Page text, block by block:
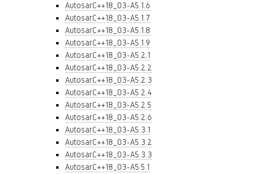
AutosarC++18_03-A5.1.6
AutosarC++18_03-A5.1.7
AutosarC++18_03-A5.1.8
AutosarC++18_03-A5.1.9
AutosarC++18_03-A5.2.1
AutosarC++18_03-A5.2.2
AutosarC++18_03-A5.2.3
AutosarC++18_03-A5.2.4
AutosarC++18_03-A5.2.5
AutosarC++18_03-A5.2.6
AutosarC++18_03-A5.3.1
AutosarC++18_03-A5.3.2
AutosarC++18_03-A5.3.3
AutosarC++18_03-A5.5.1